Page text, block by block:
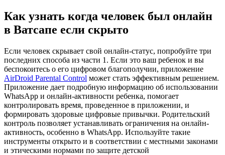
Как узнать когда человек был онлайн
в Ватсапе если скрыто
Если человек скрывает свой онлайн-статус, попробуйте три
последних способа из части 1. Если это ваш ребенок и вы
беспокоитесь о его цифровом благополучии, приложение
AirDroid Parental Control может стать эффективным решением.
Приложение дает подробную информацию об использовании
WhatsApp и онлайн-активности ребенка, помогает
контролировать время, проведенное в приложении, и
формировать здоровые цифровые привычки. Родительский
контроль позволяет устанавливать ограничения на онлайн-
активность, особенно в WhatsApp. Используйте такие
инструменты открыто и в соответствии с местными законами
и этическими нормами по защите детской